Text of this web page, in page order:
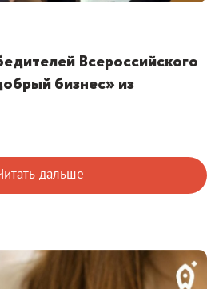
Всероссийского
бизнес» из
дальше